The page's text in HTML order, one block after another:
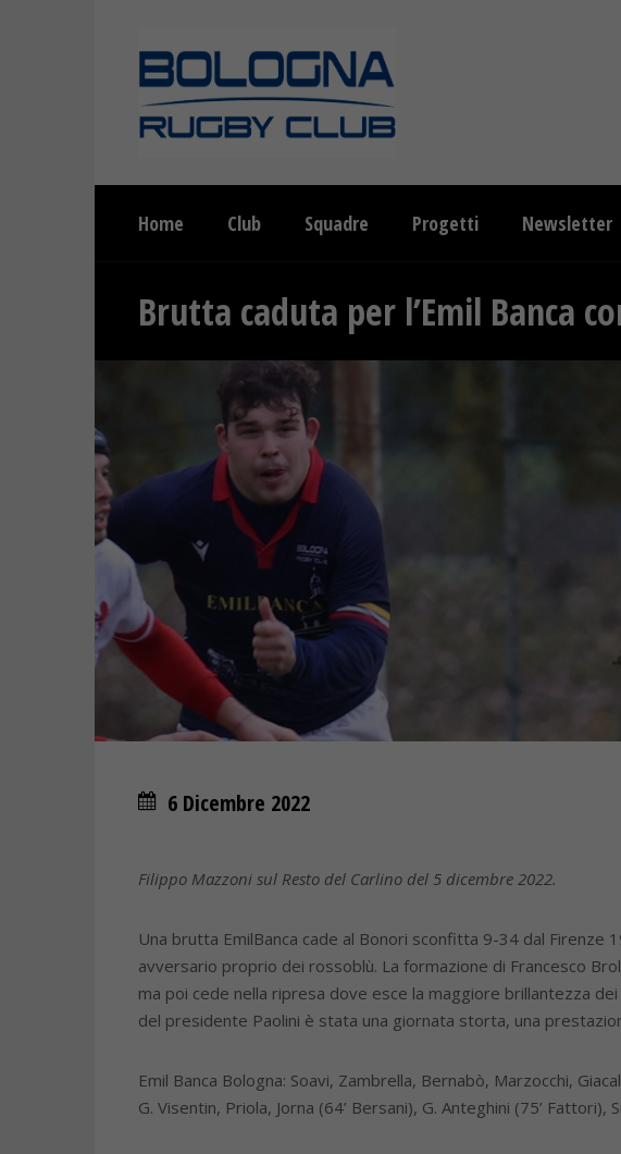
Home Club Squadre Progetti Newsletter
Brutta caduta per l’Emil Banca
6 Dicembre 2022
Filippo Mazzoni sul Resto del Carlino del 5 dicembre 2022.
Una brutta EmilBanca cade al Bonori sconfitta 9-34 dal
avversario proprio dei rossoblù. La formazione di Francesco
ma poi cede nella ripresa dove esce la maggiore brillantezza
del presidente Paolini è stata una giornata storta, una
Emil Banca Bologna: Soavi, Zambrella, Bernabò, Marzocchi,
G. Visentin, Priola, Jorna (64’ Bersani), G. Anteghini (75’ Fattori),